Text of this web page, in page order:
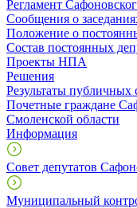
Регламент
Сообщения о
Положение о
Состав постоянных
Проекты НПА
Решения
Результаты публичных
Почетные граждане
Смоленской области
Информация
Совет депутатов
Муниципальный